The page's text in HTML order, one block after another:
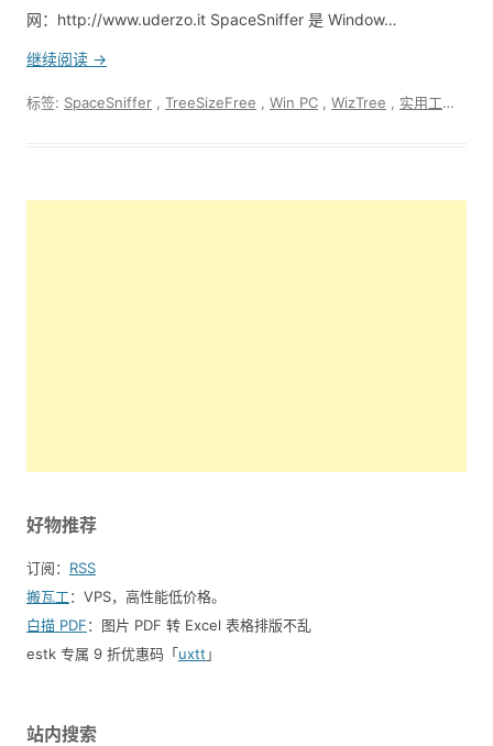
网：http://www.uderzo.it SpaceSniffer 是 Window…
继续阅读 →
标签: SpaceSniffer TreeSizeFree Win PC WizTree 实用工具
好物推荐
订阅： RSS
搬瓦工：VPS，高性能低价格。️
白描 PDF：图片 PDF 转 Excel 表格排版不乱
estk 专属 9 折优惠码「uxtt 」
站内搜索